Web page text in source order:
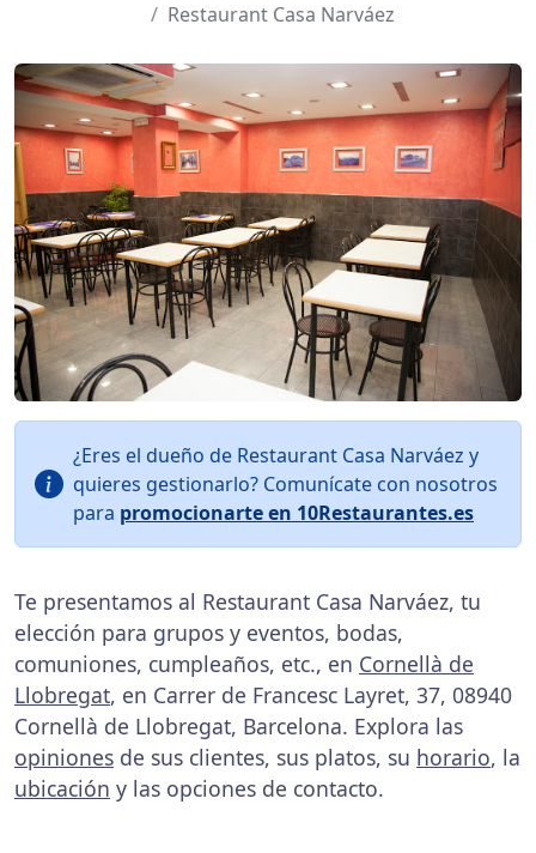
Restaurant Casa Narváez
¿Eres el dueño de Restaurant Casa Narváez y
quieres gestionarlo? Comunícate con nosotros
para promocionarte en 10Restaurantes.es
Te presentamos al Restaurant Casa Narváez, tu
elección para grupos y eventos, bodas,
comuniones, cumpleaños, etc., en Cornellà de
Llobregat, en Carrer de Francesc Layret, 37, 08940
Cornellà de Llobregat, Barcelona. Explora las
opiniones de sus clientes, sus platos, su horario, la
ubicación y las opciones de contacto.